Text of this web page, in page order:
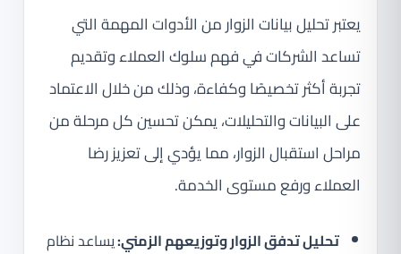
يعتبر تحليل بيانات الزوار من الأدوات المهمة التي
تساعد الشركات في فهم سلوك العملاء وتقديم
تجربة أكثر تخصيصًا وكفاءة، وذلك من خلال الاعتماد
على البيانات والتحليلات، يمكن تحسين كل مرحلة من
مراحل استقبال الزوار، مما يؤدي إلى تعزيز رضا
العملاء ورفع مستوى الخدمة.
تحليل تدفق الزوار وتوزيعهم الزمني:يساعد نظام